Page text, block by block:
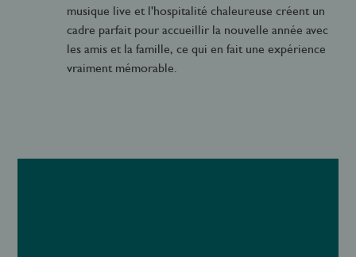
musique live et l'hospitalité chaleureuse créent un
cadre parfait pour accueillir la nouvelle année avec
les amis et la famille, ce qui en fait une expérience
vraiment mémorable.